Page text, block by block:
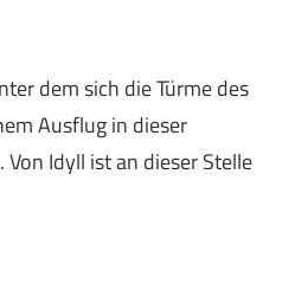
dem sich die Türme des
Ausflug in dieser
Idyll ist an dieser Stelle